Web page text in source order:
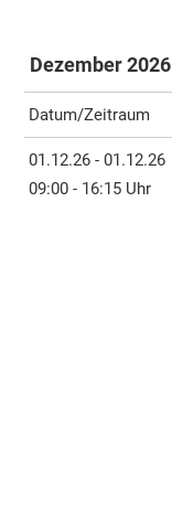
Dezember 2026
Datum/Zeitraum
01.12.26 - 01.12.26
09:00 - 16:15 Uhr